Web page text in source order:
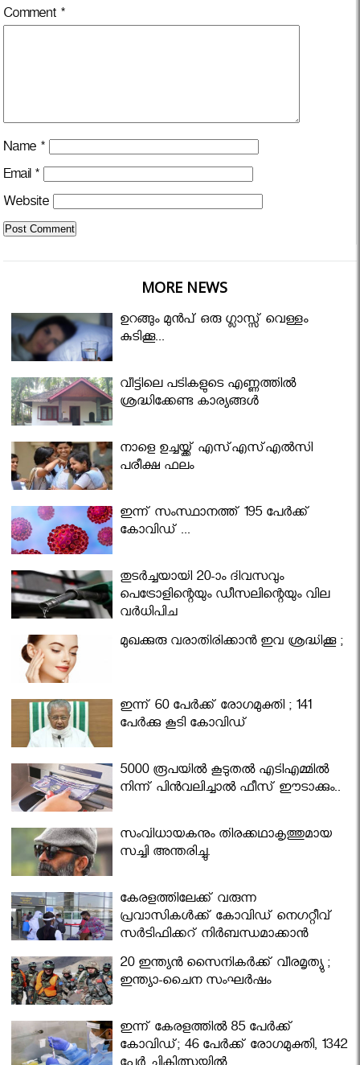
Comment *
Name *
Email *
Website
MORE NEWS
ഉറങ്ങും മുന്‍പ് ഒരു ഗ്ലാസ്സ് വെള്ളം
കുടിക്കൂ...
വീട്ടിലെ പടികളുടെ എണ്ണത്തിൽ
ശ്രദ്ധിക്കേണ്ട കാര്യങ്ങൾ
നാളെ ഉച്ചയ്ക്ക് എസ്എസ്എല്‍സി
പരീക്ഷ ഫലം
ഇന്ന് സംസ്ഥാനത്ത് 195 പേര്‍ക്ക്
കോവിഡ് ...
തുടർച്ചയായി 20-ാം ദിവസവും
പെട്രോളിന്റെയും ഡീസലിന്റെയും വില
വര്‍ധിപ്പിച്ചു
മുഖക്കുരു വരാതിരിക്കാന്‍ ഇവ ശ്രദ്ധിക്കൂ ;
ഇന്ന് 60 പേർക്ക് രോഗമുക്തി ; 141
പേര്‍ക്കു കൂടി കോവിഡ്
5000 രൂപയിൽ കൂടുതൽ എടിഎമ്മിൽ
നിന്ന് പിൻവലിച്ചാൽ ഫീസ് ഈടാക്കും..
സംവിധായകനും തിരക്കഥാകൃത്തുമായ
സച്ചി അന്തരിച്ചു.
കേരളത്തിലേക്ക് വരുന്ന
പ്രവാസികള്‍ക്ക് കോവിഡ് നെഗറ്റീവ്
സര്‍ട്ടിഫിക്കറ്റ് നിർബന്ധമാക്കാൻ
മന്ത്രിസഭ
20 ഇന്ത്യൻ സൈനികർക്ക് വീരമൃത്യു ;
ഇന്ത്യാ-ചൈന സംഘർഷം
ഇന്ന് കേരളത്തിൽ 85 പേർക്ക്
കോവിഡ്; 46 പേർക്ക് രോഗമുക്തി, 1342